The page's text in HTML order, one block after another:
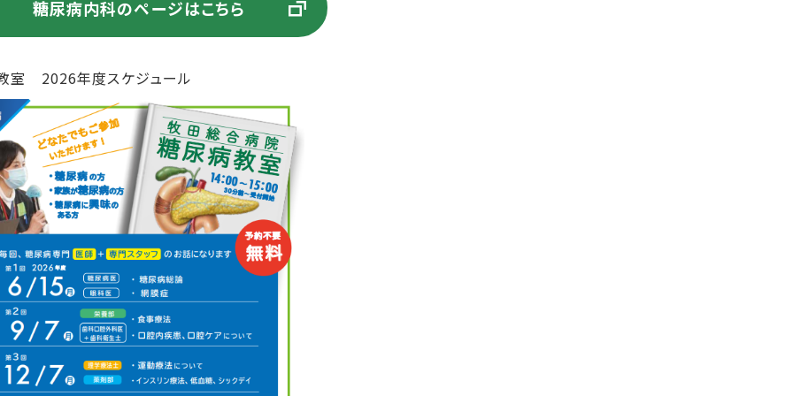
糖尿病内科のページはこちら
室 2026年度スケジュール